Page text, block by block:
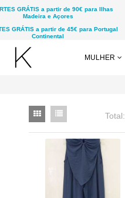
GRÁTIS a partir de 90€ para Ilhas
Madeira e Açores
GRÁTIS a partir de 45€ para Portugal
Continental
MULHER
Total: